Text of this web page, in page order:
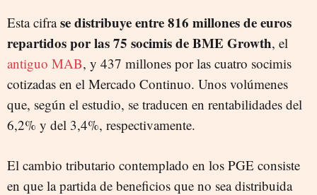
Esta cifrase distribuye entre 816 millones de euros
repartidos por las 75 socimis de BME Growth, el
antiguo MAB, y 437 millones por las cuatro socimis
cotizadas en el Mercado Continuo. Unos volúmenes
que, según el estudio, se traducen en rentabilidades del
6,2% y del 3,4%, respectivamente.
El cambio tributario contemplado en los PGE consiste
en que la partida de beneficios que no sea distribuida